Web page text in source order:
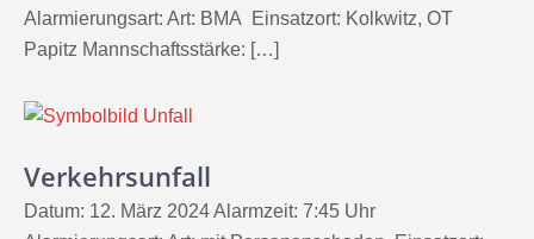
Alarmierungsart: Art: BMA Einsatzort: Kolkwitz, OT
Papitz Mannschaftsstärke: […]
Verkehrsunfall
Datum: 12. März 2024 Alarmzeit: 7:45 Uhr